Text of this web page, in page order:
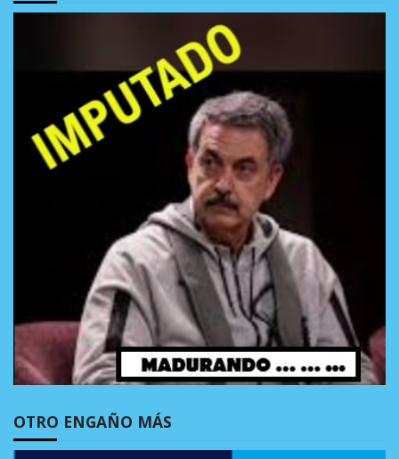
OTRO ENGAÑO MÁS